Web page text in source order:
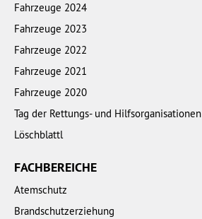
Fahrzeuge 2024
Fahrzeuge 2023
Fahrzeuge 2022
Fahrzeuge 2021
Fahrzeuge 2020
Tag der Rettungs- und Hilfsorganisationen
Löschblattl
FACHBEREICHE
Atemschutz
Brandschutzerziehung